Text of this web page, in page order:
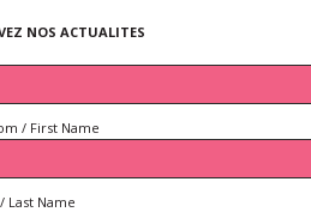
NOS ACTUALITES
/ First Name
Last Name